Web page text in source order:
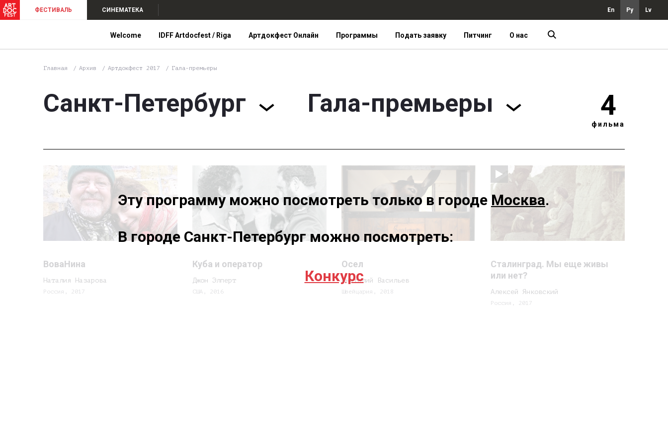
ФЕСТИВАЛЬ СИНЕМАТЕКА En Ру Lv
Welcome IDFF Artdocfest / Riga Артдокфест Онлайн Программы Подать заявку Питчинг О нас
Главная Архив Артдокфест 2017 Гала-премьеры
Санкт-Петербург Гала-премьеры 4
фильма
ВоваНина
Наталия Назарова
Россия, 2017
Куба и оператор
Джон Элперт
США, 2016
Осел
Анатолий Васильев
Швейцария, 2018
Сталинград. Мы еще живы
или нет?
Алексей Янковский
Россия, 2017
Эту программу можно посмотреть только в городеМосква.
В городе Санкт-Петербург можно посмотреть:
Конкурс